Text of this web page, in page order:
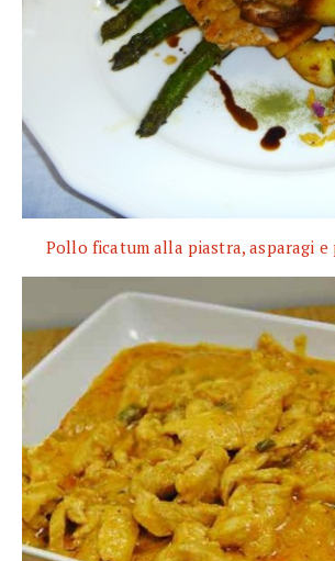
Pollo ficatum alla piastra, asparagi